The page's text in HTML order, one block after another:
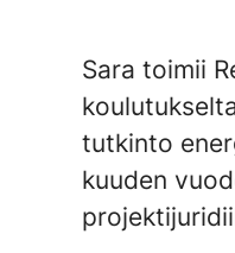
Sara toimii
tutkinto
kuuden